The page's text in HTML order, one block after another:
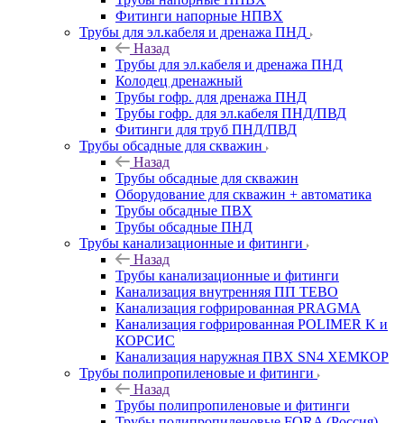
Фитинги напорные НПВХ
Трубы для эл.кабеля и дренажа ПНД
Назад
Трубы для эл.кабеля и дренажа ПНД
Колодец дренажный
Трубы гофр. для дренажа ПНД
Трубы гофр. для эл.кабеля ПНД/ПВД
Фитинги для труб ПНД/ПВД
Трубы обсадные для скважин
Назад
Трубы обсадные для скважин
Оборудование для скважин + автоматика
Трубы обсадные ПВХ
Трубы обсадные ПНД
Трубы канализационные и фитинги
Назад
Трубы канализационные и фитинги
Канализация внутренняя ПП TEBO
Канализация гофрированная PRAGMA
Канализация гофрированная POLIMER K и
КОРСИС
Канализация наружная ПВХ SN4 ХЕМКОР
Трубы полипропиленовые и фитинги
Назад
Трубы полипропиленовые и фитинги